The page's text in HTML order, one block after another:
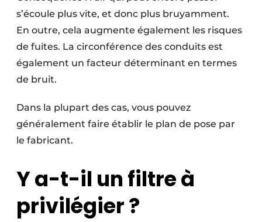
s’écoule plus vite, et donc plus bruyamment.
En outre, cela augmente également les risques
de fuites. La circonférence des conduits est
également un facteur déterminant en termes
de bruit.
Dans la plupart des cas, vous pouvez
généralement faire établir le plan de pose par
le ­fabricant.
Y a-t-il un filtre à
privilégier ?